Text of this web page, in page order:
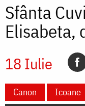
Sfânta
Elisabeta,
18 Iulie
Canon Icoane